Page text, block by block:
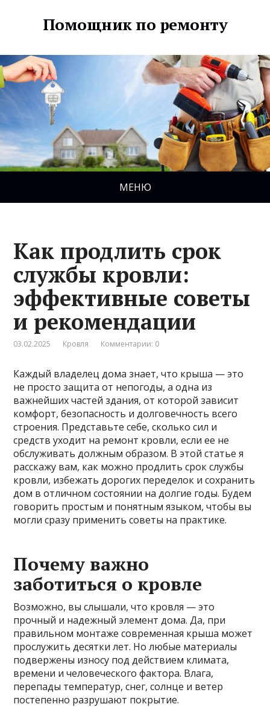
Помощник по ремонту
МЕНЮ
Как продлить срок
службы кровли:
эффективные советы
и рекомендации
03.02.2025 Кровля Комментарии: 0
Каждый владелец дома знает, что крыша — это
не просто защита от непогоды, а одна из
важнейших частей здания, от которой зависит
комфорт, безопасность и долговечность всего
строения. Представьте себе, сколько сил и
средств уходит на ремонт кровли, если ее не
обслуживать должным образом. В этой статье я
расскажу вам, как можно продлить срок службы
кровли, избежать дорогих переделок и сохранить
дом в отличном состоянии на долгие годы. Будем
говорить простым и понятным языком, чтобы вы
могли сразу применить советы на практике.
Почему важно
заботиться о кровле
Возможно, вы слышали, что кровля — это
прочный и надежный элемент дома. Да, при
правильном монтаже современная крыша может
прослужить десятки лет. Но любые материалы
подвержены износу под действием климата,
времени и человеческого фактора. Влага,
перепады температур, снег, солнце и ветер
постепенно разрушают покрытие.